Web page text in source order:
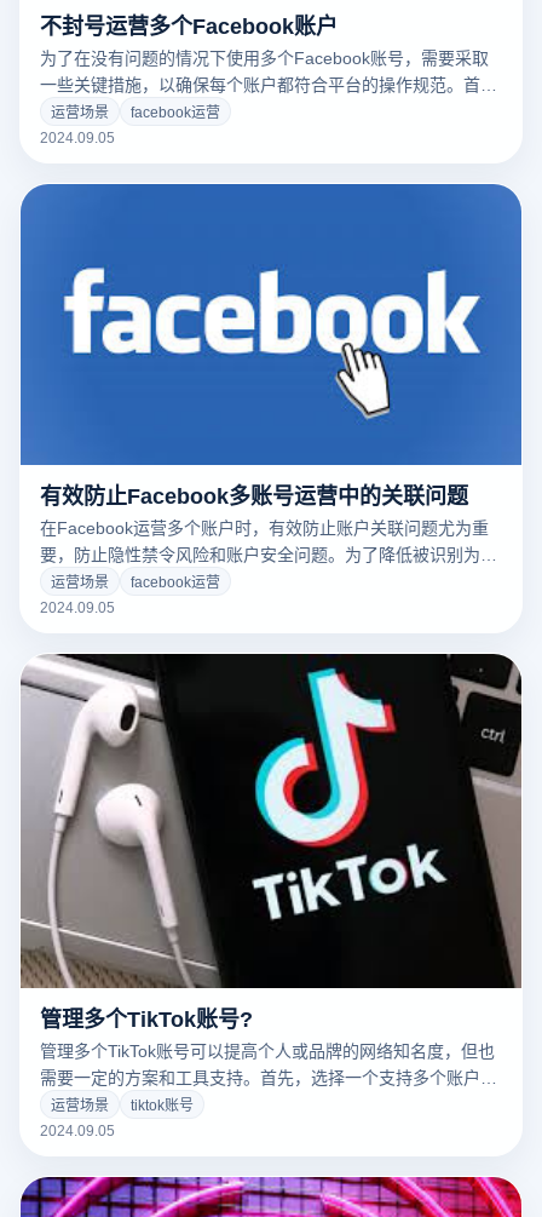
不封号运营多个Facebook账户
为了在没有问题的情况下使用多个Facebook账号，需要采取
一些关键措施，以确保每个账户都符合平台的操作规范。首
先，防止在相同的设备和网络环境下同时登录多个账户，有助
于降低被平台识别为关联账户的风险。其次，使用不同的浏览
外，保持每个账户的信息和活动分开，例如使用不同的个人信
运营场景
facebook运营
2024.09.05
有效防止Facebook多账号运营中的关联问题
在Facebook运营多个账户时，有效防止账户关联问题尤为重
要，防止隐性禁令风险和账户安全问题。为了降低被识别为关
联账户的风险，首先要确保每个账户都使用不同的设备和网络
环境。选择不同的IP地址和浏览器指纹可以显著降低关联概
络（VPN）隐藏真实的IP地址，定期清除浏览器缓存和
Cookies，也是有效的防关联措施。通过这些策略，可以降低
平台识别和关联账号的风险，保证多个账号的安全运行。
运营场景
facebook运营
2024.09.05
管理多个TikTok账号?
管理多个TikTok账号可以提高个人或品牌的网络知名度，但也
需要一定的方案和工具支持。首先，选择一个支持多个账户管
理的应用程序或浏览器是关键，可以帮助你同时登录和转换多
个账户。在使用这些工具时，确保每个账户都有独立的设置和
监控每个账户的性能，并保持一致的更新和互动，可以帮助您
更好地管理和优化多个TikTok账户的操作。
运营场景
tiktok账号
2024.09.05